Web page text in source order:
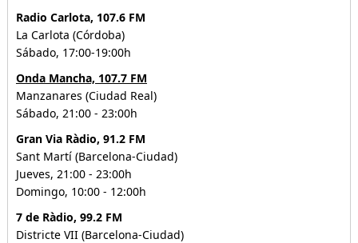
Radio Carlota, 107.6 FM
La Carlota (Córdoba)
Sábado, 17:00-19:00h
Onda Mancha, 107.7 FM
Manzanares (Ciudad Real)
Sábado, 21:00 - 23:00h
Gran Via Ràdio, 91.2 FM
Sant Martí (Barcelona-Ciudad)
Jueves, 21:00 - 23:00h
Domingo, 10:00 - 12:00h
7 de Ràdio, 99.2 FM
Districte VII (Barcelona-Ciudad)